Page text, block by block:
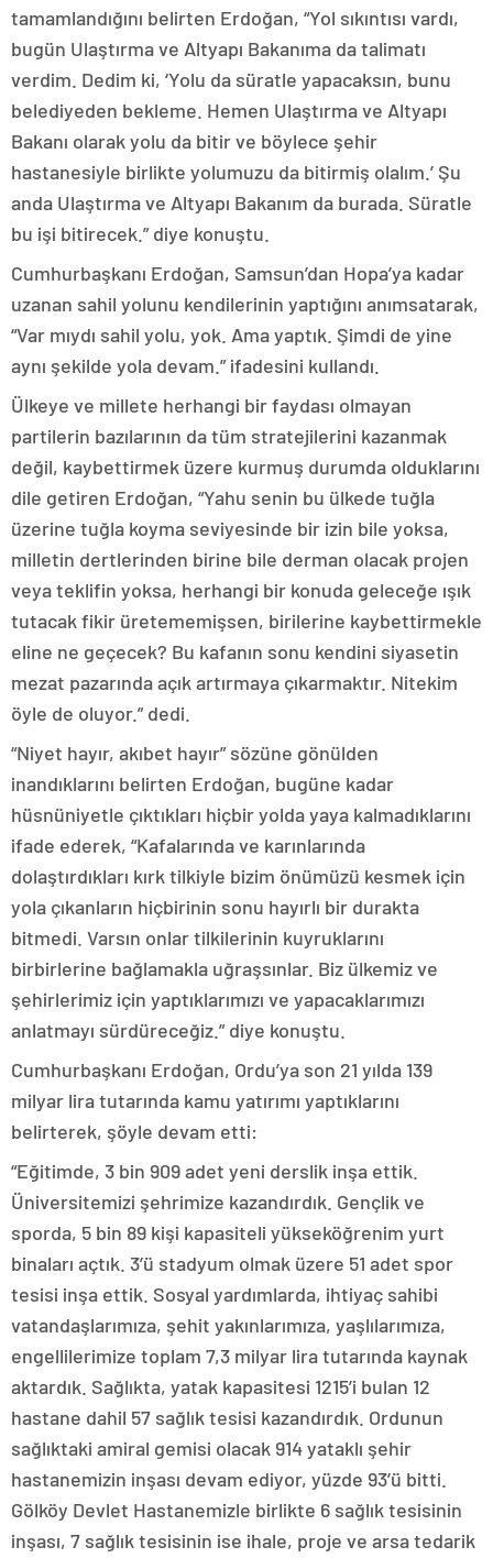
tamamlandığını belirten Erdoğan, “Yol sıkıntısı vardı,
bugün Ulaştırma ve Altyapı Bakanıma da talimatı
verdim. Dedim ki, ‘Yolu da süratle yapacaksın, bunu
belediyeden bekleme. Hemen Ulaştırma ve Altyapı
Bakanı olarak yolu da bitir ve böylece şehir
hastanesiyle birlikte yolumuzu da bitirmiş olalım.’ Şu
anda Ulaştırma ve Altyapı Bakanım da burada. Süratle
bu işi bitirecek.” diye konuştu.
Cumhurbaşkanı Erdoğan, Samsun’dan Hopa’ya kadar
uzanan sahil yolunu kendilerinin yaptığını anımsatarak,
“Var mıydı sahil yolu, yok. Ama yaptık. Şimdi de yine
aynı şekilde yola devam.” ifadesini kullandı.
Ülkeye ve millete herhangi bir faydası olmayan
partilerin bazılarının da tüm stratejilerini kazanmak
değil, kaybettirmek üzere kurmuş durumda olduklarını
dile getiren Erdoğan, “Yahu senin bu ülkede tuğla
üzerine tuğla koyma seviyesinde bir izin bile yoksa,
milletin dertlerinden birine bile derman olacak projen
veya teklifin yoksa, herhangi bir konuda geleceğe ışık
tutacak fikir üretememişsen, birilerine kaybettirmekle
eline ne geçecek? Bu kafanın sonu kendini siyasetin
mezat pazarında açık artırmaya çıkarmaktır. Nitekim
öyle de oluyor.” dedi.
“Niyet hayır, akıbet hayır” sözüne gönülden
inandıklarını belirten Erdoğan, bugüne kadar
hüsnüniyetle çıktıkları hiçbir yolda yaya kalmadıklarını
ifade ederek, “Kafalarında ve karınlarında
dolaştırdıkları kırk tilkiyle bizim önümüzü kesmek için
yola çıkanların hiçbirinin sonu hayırlı bir durakta
bitmedi. Varsın onlar tilkilerinin kuyruklarını
birbirlerine bağlamakla uğraşsınlar. Biz ülkemiz ve
şehirlerimiz için yaptıklarımızı ve yapacaklarımızı
anlatmayı sürdüreceğiz.” diye konuştu.
Cumhurbaşkanı Erdoğan, Ordu’ya son 21 yılda 139
milyar lira tutarında kamu yatırımı yaptıklarını
belirterek, şöyle devam etti:
“Eğitimde, 3 bin 909 adet yeni derslik inşa ettik.
Üniversitemizi şehrimize kazandırdık. Gençlik ve
sporda, 5 bin 89 kişi kapasiteli yükseköğrenim yurt
binaları açtık. 3’ü stadyum olmak üzere 51 adet spor
tesisi inşa ettik. Sosyal yardımlarda, ihtiyaç sahibi
vatandaşlarımıza, şehit yakınlarımıza, yaşlılarımıza,
engellilerimize toplam 7,3 milyar lira tutarında kaynak
aktardık. Sağlıkta, yatak kapasitesi 1215’i bulan 12
hastane dahil 57 sağlık tesisi kazandırdık. Ordunun
sağlıktaki amiral gemisi olacak 914 yataklı şehir
hastanemizin inşası devam ediyor, yüzde 93’ü bitti.
Gölköy Devlet Hastanemizle birlikte 6 sağlık tesisinin
inşası, 7 sağlık tesisinin ise ihale, proje ve arsa tedarik